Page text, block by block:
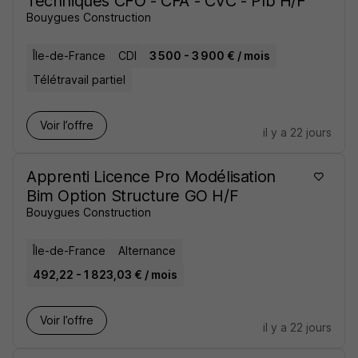
Bouygues Construction
Île-de-France CDI
3 500 - 3 900 € / mois
Télétravail partiel
Voir l’offre
il y a 22 jours
Apprenti Licence Pro Modélisation
Bim Option Structure GO H/F
Bouygues Construction
Île-de-France
Alternance
492,22 - 1 823,03 € / mois
Voir l’offre
il y a 22 jours